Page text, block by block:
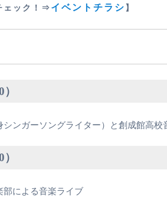
ェック！⇒イベントチラシ 】
シンガーソングライター）と創成館高
部による音楽ライブ